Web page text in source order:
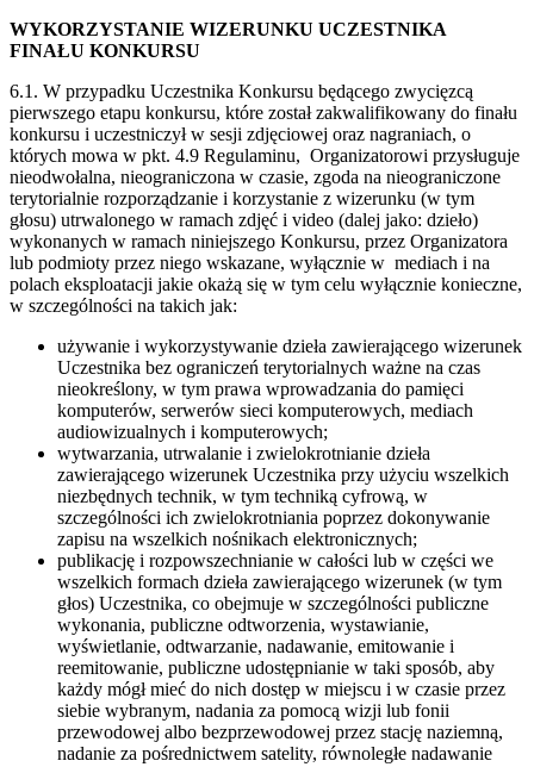
WYKORZYSTANIE WIZERUNKU UCZESTNIKA
FINAŁU KONKURSU
6.1. W przypadku Uczestnika Konkursu będącego zwycięzcą
pierwszego etapu konkursu, które został zakwalifikowany do finału
konkursu i uczestniczył w sesji zdjęciowej oraz nagraniach, o
których mowa w pkt. 4.9 Regulaminu, Organizatorowi przysługuje
nieodwołalna, nieograniczona w czasie, zgoda na nieograniczone
terytorialnie rozporządzanie i korzystanie z wizerunku (w tym
głosu) utrwalonego w ramach zdjęć i video (dalej jako: dzieło)
wykonanych w ramach niniejszego Konkursu, przez Organizatora
lub podmioty przez niego wskazane, wyłącznie w mediach i na
polach eksploatacji jakie okażą się w tym celu wyłącznie konieczne,
w szczególności na takich jak:
używanie i wykorzystywanie dzieła zawierającego wizerunek
Uczestnika bez ograniczeń terytorialnych ważne na czas
nieokreślony, w tym prawa wprowadzania do pamięci
komputerów, serwerów sieci komputerowych, mediach
audiowizualnych i komputerowych;
wytwarzania, utrwalanie i zwielokrotnianie dzieła
zawierającego wizerunek Uczestnika przy użyciu wszelkich
niezbędnych technik, w tym techniką cyfrową, w
szczególności ich zwielokrotniania poprzez dokonywanie
zapisu na wszelkich nośnikach elektronicznych;
publikację i rozpowszechnianie w całości lub w części we
wszelkich formach dzieła zawierającego wizerunek (w tym
głos) Uczestnika, co obejmuje w szczególności publiczne
wykonania, publiczne odtworzenia, wystawianie,
wyświetlanie, odtwarzanie, nadawanie, emitowanie i
reemitowanie, publiczne udostępnianie w taki sposób, aby
każdy mógł mieć do nich dostęp w miejscu i w czasie przez
siebie wybranym, nadania za pomocą wizji lub fonii
przewodowej albo bezprzewodowej przez stację naziemną,
nadanie za pośrednictwem satelity, równoległe nadawanie